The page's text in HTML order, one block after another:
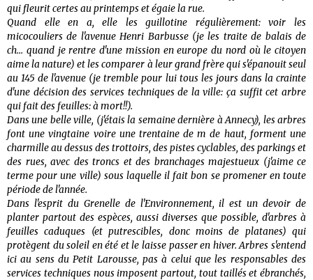
qui fleurit certes au printemps et égaie la rue.
Quand elle en a, elle les guillotine régulièrement: voir les
micocouliers de l'avenue Henri Barbusse (je les traite de balais de
ch... quand je rentre d'une mission en europe du nord où le citoyen
aime la nature) et les comparer à leur grand frère qui s'épanouit seul
au 145 de l'avenue (je tremble pour lui tous les jours dans la crainte
d'une décision des services techniques de la ville: ça suffit cet arbre
qui fait des feuilles: à mort!!).
Dans une belle ville, (j'étais la semaine dernière à Annecy), les arbres
font une vingtaine voire une trentaine de m de haut, forment une
charmille au dessus des trottoirs, des pistes cyclables, des parkings et
des rues, avec des troncs et des branchages majestueux (j'aime ce
terme pour une ville) sous laquelle il fait bon se promener en toute
période de l'année.
Dans l'esprit du Grenelle de l'Environnement, il est un devoir de
planter partout des espèces, aussi diverses que possible, d'arbres à
feuilles caduques (et putrescibles, donc moins de platanes) qui
protègent du soleil en été et le laisse passer en hiver. Arbres s'entend
ici au sens du Petit Larousse, pas à celui que les responsables des
services techniques nous imposent partout, tout taillés et ébranchés,